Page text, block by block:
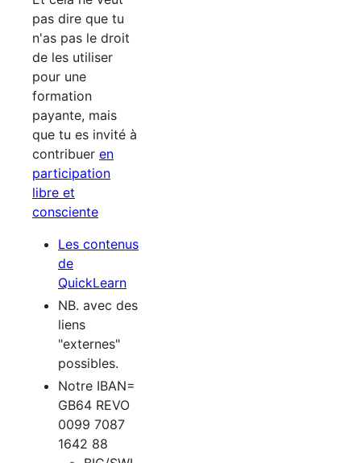
pas dire que tu
n'as pas le droit
de les utiliser
pour une
formation
payante, mais
que tu es invité à
contribuer en
participation
libre et
consciente
Les contenus
de
QuickLearn
NB. avec des
liens
"externes"
possibles.
Notre IBAN=
GB64 REVO
0099 7087
1642 88